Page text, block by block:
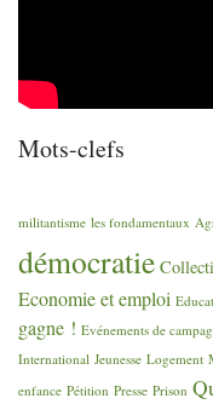
Mots-clefs
militantisme les fondamentaux
démocratie
Economie et emploi
gagne ! Evénements de
International Jeunesse Logement
enfance Pétition Presse Prison